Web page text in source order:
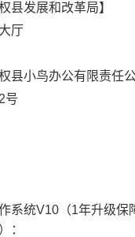
县发展和改革局】
厅
县小鸟办公有限责任公
号
系统V10（1年升级保
：